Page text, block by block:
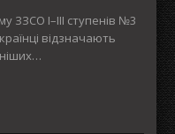
І–ІІІ ступенів №3
відзначають